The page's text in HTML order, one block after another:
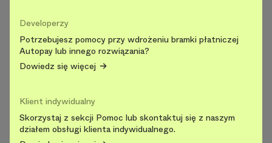
Developerzy
Potrzebujesz pomocy przy wdrożeniu bramki płatniczej
Autopay lub innego rozwiązania?
Dowiedz się więcej
Klient indywidualny
Skorzystaj z sekcji Pomoc lub skontaktuj się z naszym
działem obsługi klienta indywidualnego.